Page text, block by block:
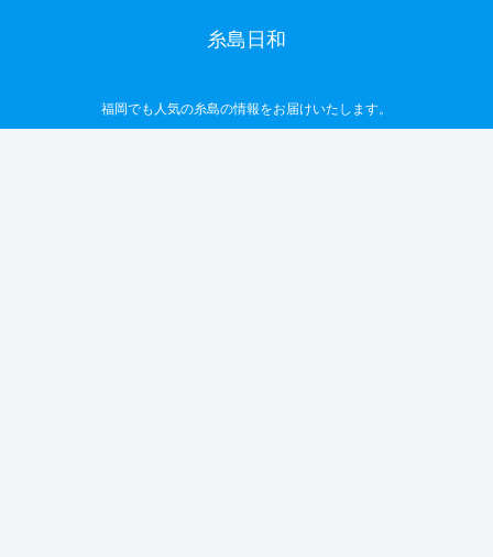
糸島日和
福岡でも人気の糸島の情報をお届けいたします。